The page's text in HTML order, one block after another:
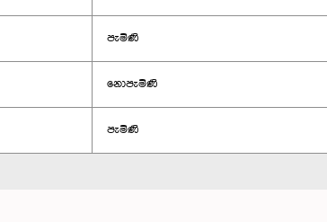
පැමිණි
නොපැමිණි
පැමිණි